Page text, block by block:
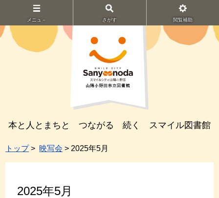
メニュ－ さがす 閲覧補助
本と人とまちと つながる 続く スマイル図書館
トップ> 映写会 > 2025年5月
2025年5月